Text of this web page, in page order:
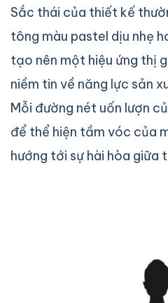
Sắc thái của thiết kế
tông màu pastel dịu nhẹ
tạo nên một hiệu ứng thị
niềm tin về năng lực sản
Mỗi đường nét uốn lượn
để thể hiện tầm vóc của
hướng tới sự hài hòa giữa